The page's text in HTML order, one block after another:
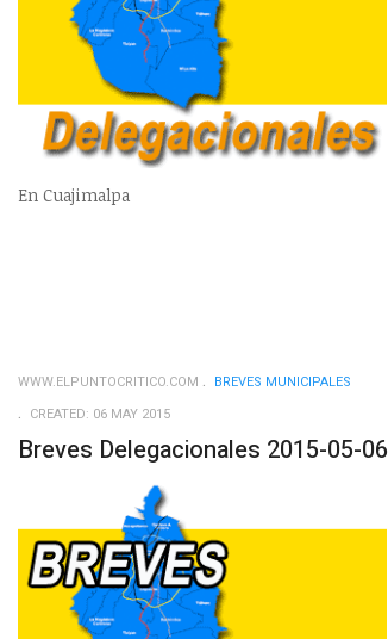
En Cuajimalpa
WWW.ELPUNTOCRITICO.COM
BREVES MUNICIPALES
CREATED: 06 MAY 2015
Breves Delegacionales 2015-05-06